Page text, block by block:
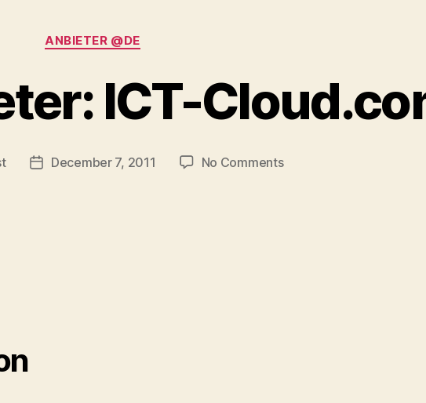
Categories
ANBIETER @DE
ICT-
PostDecember 7, 2011 No Commentson